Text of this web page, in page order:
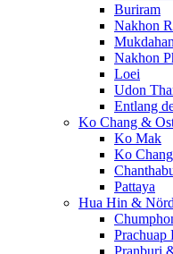
Buriram
Nakhon
Mukdahan
Nakhon
Loei
Udon
Entlang
Ko Chang &
Ko Mak
Ko Chang
Pattaya
Hua Hin &
Pranburi